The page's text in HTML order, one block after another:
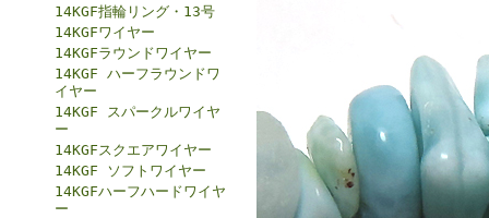
14KGF指輪リング・13号
14KGFワイヤー
14KGFラウンドワイヤー
14KGF ハーフラウンドワ
イヤー
14KGF スパークルワイヤ
ー
14KGFスクエアワイヤー
14KGF ソフトワイヤー
14KGFハーフハードワイヤ
ー